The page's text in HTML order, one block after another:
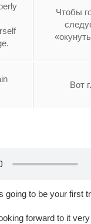
Чтобы
Вот
to be your first
forward to it